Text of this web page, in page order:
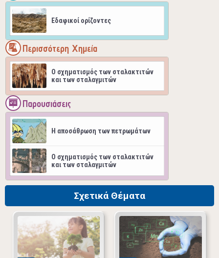
Εδαφικοί ορίζοντες
Περισσότερη Χημεία
Ο σχηματισμός των σταλακτιτών
και των σταλαγμιτών
Παρουσιάσεις
Η αποσάθρωση των πετρωμάτων
Ο σχηματισμός των σταλακτιτών
και των σταλαγμιτών
Σχετικά Θέματα